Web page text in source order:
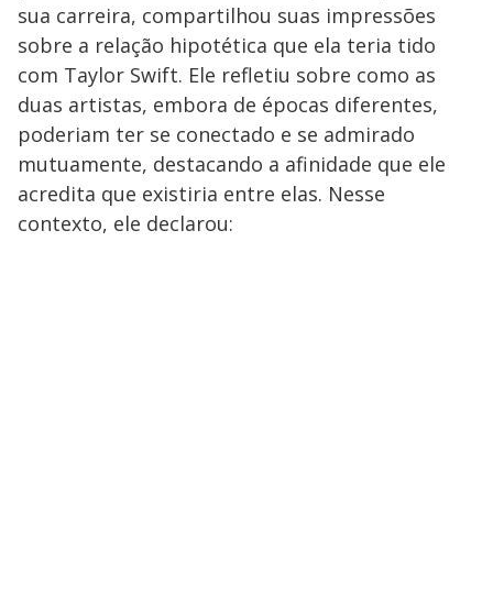
sua carreira, compartilhou suas impressões
sobre a relação hipotética que ela teria tido
com Taylor Swift. Ele refletiu sobre como as
duas artistas, embora de épocas diferentes,
poderiam ter se conectado e se admirado
mutuamente, destacando a afinidade que ele
acredita que existiria entre elas. Nesse
contexto, ele declarou: